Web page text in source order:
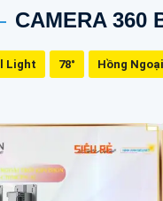
CAMERA 360
Light 78° Hồng Ngoại